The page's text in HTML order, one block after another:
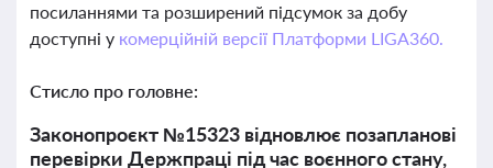
посиланнями та розширений підсумок за добу
доступні у комерційній версії Платформи LIGA360.
Стисло про головне:
Законопроєкт №15323 відновлює позапланові
перевірки Держпраці під час воєнного стану,